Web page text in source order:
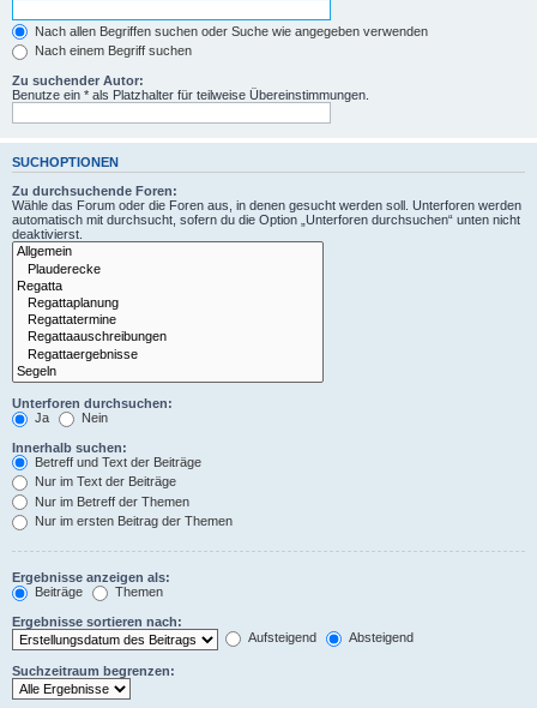
Nach allen Begriffen suchen oder Suche wie angegeben verwenden
Nach einem Begriff suchen
Zu suchender Autor:
Benutze ein * als Platzhalter für teilweise Übereinstimmungen.
SUCHOPTIONEN
Zu durchsuchende Foren:
Wähle das Forum oder die Foren aus, in denen gesucht werden soll. Unterforen werden
automatisch mit durchsucht, sofern du die Option „Unterforen durchsuchen“ unten nicht
deaktivierst.
Unterforen durchsuchen:
Ja
Nein
Innerhalb suchen:
Betreff und Text der Beiträge
Nur im Text der Beiträge
Nur im Betreff der Themen
Nur im ersten Beitrag der Themen
Ergebnisse anzeigen als:
Beiträge
Themen
Ergebnisse sortieren nach:
Aufsteigend
Absteigend
Suchzeitraum begrenzen: